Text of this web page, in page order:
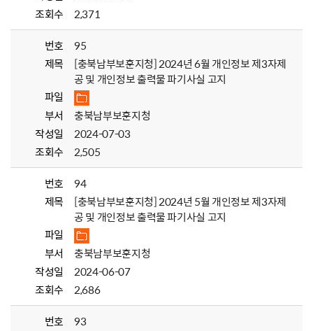
조회수
2,371
번호
95
제목
[충북남부보훈지청] 2024년 6월 개인정보 제3자제
공 및 개인정보 출력물 파기사실 고지
파일
부서
충북남부보훈지청
작성일
2024-07-03
조회수
2,505
번호
94
제목
[충북남부보훈지청] 2024년 5월 개인정보 제3자제
공 및 개인정보 출력물 파기사실 고지
파일
부서
충북남부보훈지청
작성일
2024-06-07
조회수
2,686
번호
93